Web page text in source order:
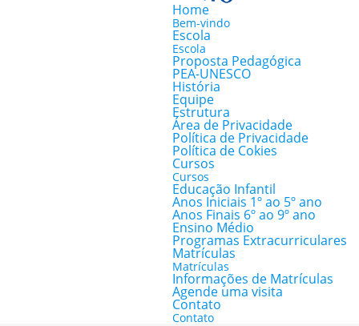
Home
Bem-vindo
Escola
Escola
Proposta Pedagógica
PEA-UNESCO
História
Equipe
Estrutura
Área de Privacidade
Política de Privacidade
Política de Cokies
Cursos
Cursos
Educação Infantil
Anos Iniciais 1º ao 5º ano
Anos Finais 6º ao 9º ano
Ensino Médio
Programas Extracurriculares
Matrículas
Matrículas
Informações de Matrículas
Agende uma visita
Contato
Contato